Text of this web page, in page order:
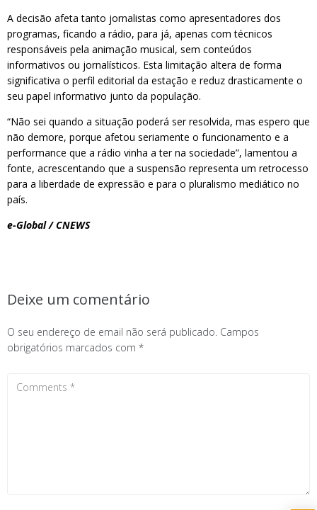
A decisão afeta tanto jornalistas como apresentadores dos
programas, ficando a rádio, para já, apenas com técnicos
responsáveis pela animação musical, sem conteúdos
informativos ou jornalísticos. Esta limitação altera de forma
significativa o perfil editorial da estação e reduz drasticamente o
seu papel informativo junto da população.
“Não sei quando a situação poderá ser resolvida, mas espero que
não demore, porque afetou seriamente o funcionamento e a
performance que a rádio vinha a ter na sociedade”, lamentou a
fonte, acrescentando que a suspensão representa um retrocesso
para a liberdade de expressão e para o pluralismo mediático no
país.
e-Global / CNEWS
Deixe um comentário
O seu endereço de email não será publicado. Campos
obrigatórios marcados com *